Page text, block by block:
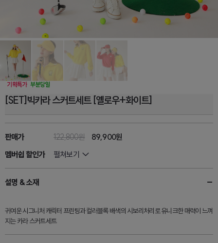
[SET]빅카라 스커트세트 [옐로우+화이트]
판매가 122,800원
89,900원
멤버쉽 할인가
펼쳐보기
설명 & 소재
귀여운 시그니처 캐릭터 프린팅과 컬러블록 배색의 시보리처리로 유니크한 매력이 느껴
지는 카라 스커트세트